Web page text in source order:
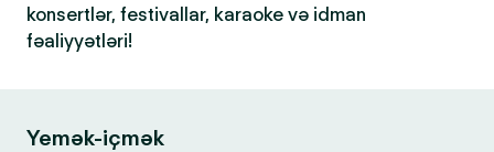
konsertlər, festivallar, karaoke və idman
fəaliyyətləri!
Yemək-içmək